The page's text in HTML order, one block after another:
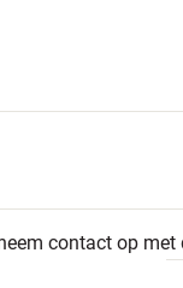
contact op met